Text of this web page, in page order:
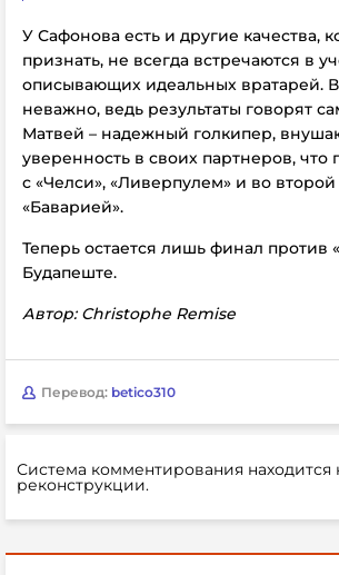
У Сафонова есть и другие качества,
признать, не всегда встречаются в
описывающих идеальных вратарей.
неважно, ведь результаты говорят
Матвей – надежный голкипер,
уверенность в своих партнеров, что
с «Челси», «Ливерпулем» и во
«Баварией».
Теперь остается лишь финал против
Будапеште.
Автор: Christophe Remise
Перевод: betico310
Система комментирования находится
реконструкции.